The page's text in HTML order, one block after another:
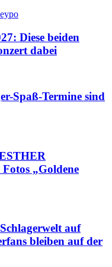
Diese beiden
dabei
Spaß-Termine sind
„Goldene
auf
bleiben auf der